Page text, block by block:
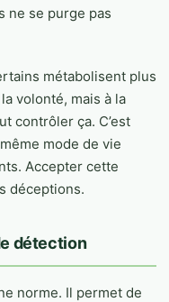
ne se purge pas
métabolisent plus
volonté, mais à la
contrôler ça. C’est
mode de vie
Accepter cette
déceptions.
détection
norme. Il permet de